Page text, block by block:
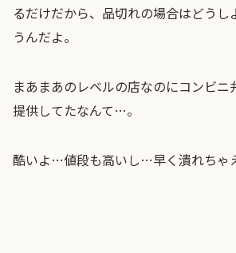
るだけだから、品切れの場合はどうし
うんだよ。
まあまあのレベルの店なのにコンビニ
提供してたなんて…。
酷いよ…値段も高いし…早く潰れちゃ